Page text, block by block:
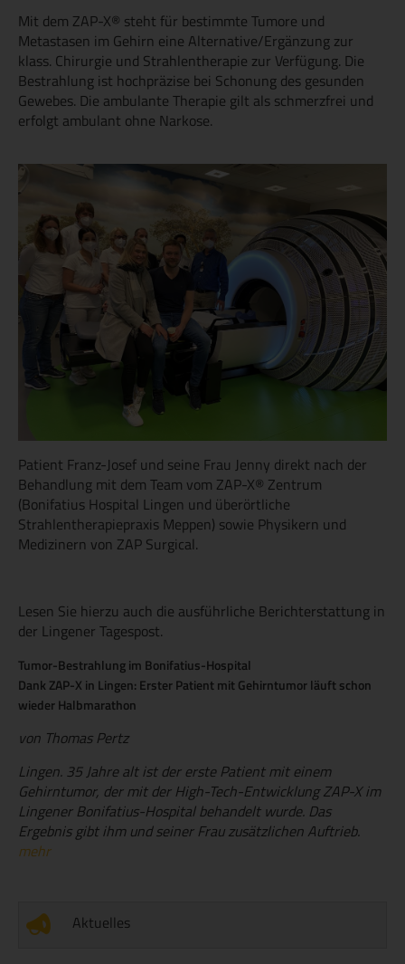
Mit dem ZAP-X® steht für bestimmte Tumore und
Metastasen im Gehirn eine Alternative/Ergänzung zur
klass. Chirurgie und Strahlentherapie zur Verfügung. Die
Bestrahlung ist hochpräzise bei Schonung des gesunden
Gewebes. Die ambulante Therapie gilt als schmerzfrei und
erfolgt ambulant ohne Narkose.
Patient Franz-Josef und seine Frau Jenny direkt nach der
Behandlung mit dem Team vom ZAP-X® Zentrum
(Bonifatius Hospital Lingen und überörtliche
Strahlentherapiepraxis Meppen) sowie Physikern und
Medizinern von ZAP Surgical.
Lesen Sie hierzu auch die ausführliche Berichterstattung in
der Lingener Tagespost.
Tumor-Bestrahlung im Bonifatius-Hospital
Dank ZAP-X in Lingen: Erster Patient mit Gehirntumor läuft schon
wieder Halbmarathon
von Thomas Pertz
Lingen. 35 Jahre alt ist der erste Patient mit einem
Gehirntumor, der mit der High-Tech-Entwicklung ZAP-X im
Lingener Bonifatius-Hospital behandelt wurde. Das
Ergebnis gibt ihm und seiner Frau zusätzlichen Auftrieb.
mehr
Aktuelles